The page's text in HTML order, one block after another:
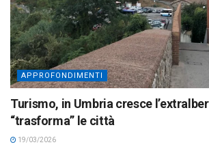
APPROFONDIMENTI
Turismo, in Umbria cresce
“trasforma” le città
19/03/2026